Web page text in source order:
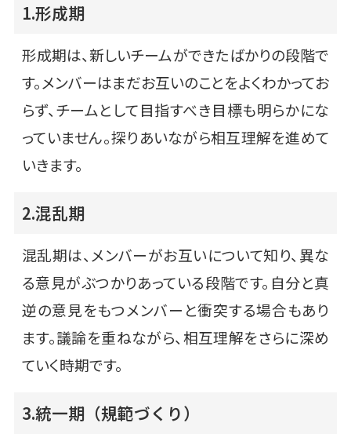
1.形成期
形成期は、新しいチームができたばかりの段階で
す。メンバーはまだお互いのことをよくわかってお
らず、チームとして目指すべき目標も明らかにな
っていません。探りあいながら相互理解を進めて
いきます。
2.混乱期
混乱期は、メンバーがお互いについて知り、異な
る意見がぶつかりあっている段階です。自分と真
逆の意見をもつメンバーと衝突する場合もあり
ます。議論を重ねながら、相互理解をさらに深め
ていく時期です。
3.統一期（規範づくり）